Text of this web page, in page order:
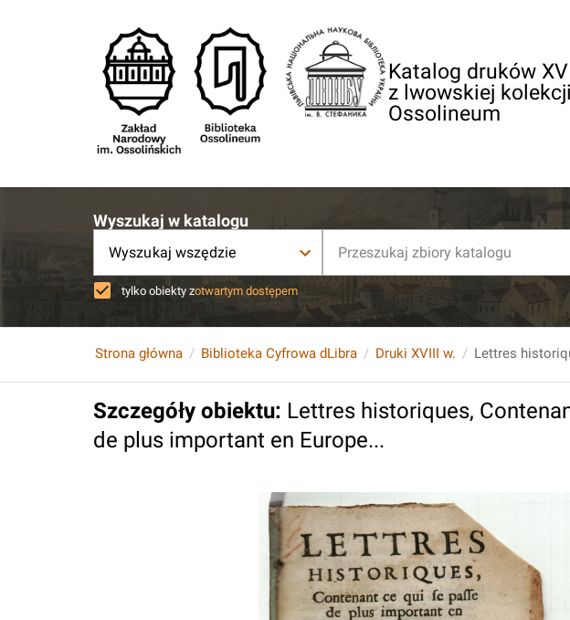
Katalog druków
z lwowskiej kolekcji
Ossolineum
Wyszukaj w katalogu
Wyszukaj wszędzie
tylko obiekty zotwartym dostępem
Strona główna Biblioteka Cyfrowa dLibra Druki XVIII w.
Szczegóły obiektu: Lettres historiques,
de plus important en Europe...